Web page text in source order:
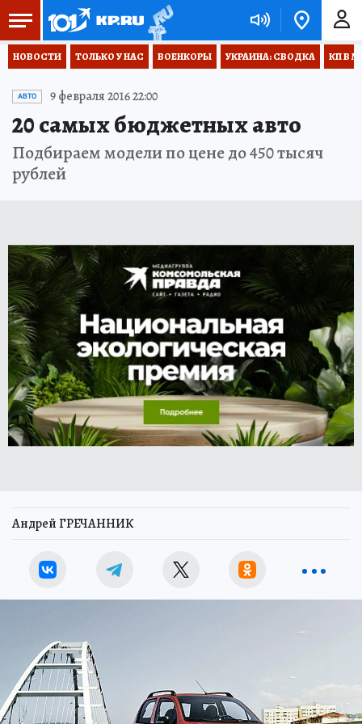
НОВОСТИ ТОЛЬКО У НАС ВОЕНКОРЫ УКРАИНА: СВОДКА КП В
АВТО 9 февраля 2016 22:00
20 самых бюджетных авто
Подбираем модели по цене до 450 тысяч
рублей
Андрей ГРЕЧАННИК